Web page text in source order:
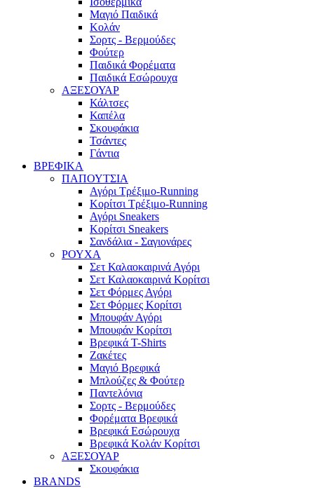
Μαγιό Παιδικά
Κολάν
Σορτς - Βερμούδες
Φούτερ
Παιδικά Φορέματα
Παιδικά Εσώρουχα
ΑΞΕΣΟΥΑΡ
Κάλτσες
Καπέλα
Σκουφάκια
Τσάντες
Γάντια
ΒΡΕΦΙΚΑ
ΠΑΠΟΥΤΣΙΑ
Αγόρι Τρέξιμο-Running
Κορίτσι Τρέξιμο-Running
Αγόρι Sneakers
Κορίτσι Sneakers
Σανδάλια - Σαγιονάρες
ΡΟΥΧΑ
Σετ Καλαοκαιρινά Αγόρι
Σετ Καλαοκαιρινά Κορίτσι
Σετ Φόρμες Αγόρι
Σετ Φόρμες Κορίτσι
Mπουφάν Αγόρι
Mπουφάν Κορίτσι
Βρεφικά T-Shirts
Ζακέτες
Μαγιό Βρεφικά
Mπλούζες & Φούτερ
Παντελόνια
Σορτς - Βερμούδες
Φορέματα Βρεφικά
Βρεφικά Εσώρουχα
Βρεφικά Κολάν Κορίτσι
ΑΞΕΣΟΥΑΡ
Σκουφάκια
BRANDS